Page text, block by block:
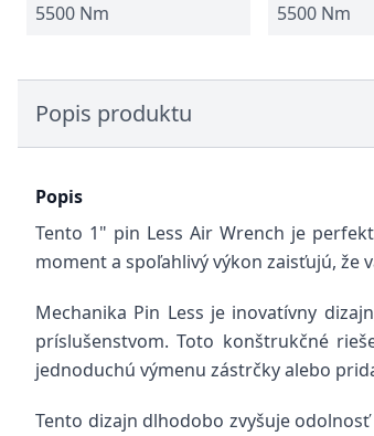
5500 Nm
5500 Nm
Popis produktu
Popis
Tento 1" pin Less Air Wrench je
moment a spoľahlivý výkon zaisťujú, že
Mechanika Pin Less je inovatívny
príslušenstvom. Toto konštrukčné
jednoduchú výmenu zástrčky alebo
Tento dizajn dlhodobo zvyšuje